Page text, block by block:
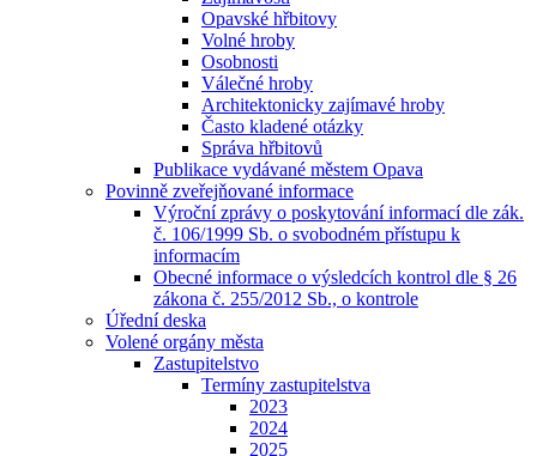
Opavské hřbitovy
Volné hroby
Osobnosti
Válečné hroby
Architektonicky zajímavé hroby
Často kladené otázky
Správa hřbitovů
Publikace vydávané městem Opava
Povinně zveřejňované informace
Výroční zprávy o poskytování informací dle zák.
č. 106/1999 Sb. o svobodném přístupu k
informacím
Obecné informace o výsledcích kontrol dle § 26
zákona č. 255/2012 Sb., o kontrole
Úřední deska
Volené orgány města
Zastupitelstvo
Termíny zastupitelstva
2023
2024
2025